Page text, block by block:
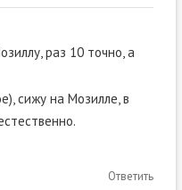
раз 10 точно, а
сижу на Мозилле, в
Ответить